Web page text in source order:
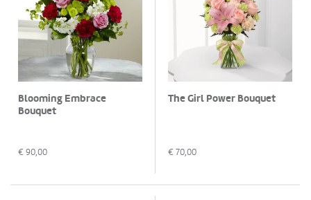
Blooming Embrace
Bouquet
€ 90,00
The Girl Power Bouquet
€ 70,00